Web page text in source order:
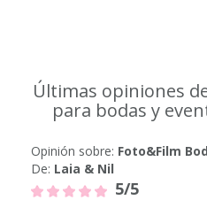
Últimas opiniones
para bodas y
Opinión sobre: Foto&Film
De: Laia & Nil
5/5